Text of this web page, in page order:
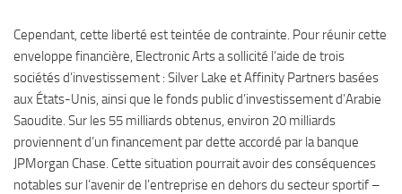
Cependant, cette liberté est teintée de contrainte. Pour réunir cette
enveloppe financière, Electronic Arts a sollicité l’aide de trois
sociétés d’investissement : Silver Lake et Affinity Partners basées
aux États-Unis, ainsi que le fonds public d’investissement d’Arabie
Saoudite. Sur les 55 milliards obtenus, environ 20 milliards
proviennent d’un financement par dette accordé par la banque
JPMorgan Chase. Cette situation pourrait avoir des conséquences
notables sur l’avenir de l’entreprise en dehors du secteur sportif –